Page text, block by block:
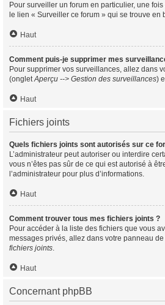
Pour surveiller un forum en particulier, une
le lien « Surveiller ce forum » qui se trouve en
Haut
Comment puis-je supprimer mes
Pour supprimer vos surveillances, allez dans
(ongletAperçu --> Gestion des surveillances)
Haut
Fichiers joints
Quels fichiers joints sont autorisés sur ce
L’administrateur peut autoriser ou interdire
vous n’êtes pas sûr de ce qui est autorisé à
l’administrateur pour plus d’informations.
Haut
Comment trouver tous mes fichiers joints ?
Pour accéder à la liste des fichiers que vous
messages privés, allez dans votre panneau de
fichiers joints.
Haut
Concernant phpBB